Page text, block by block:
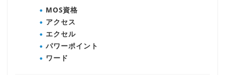
MOS資格
アクセス
エクセル
パワーポイント
ワード